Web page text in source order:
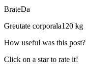
BrateDa
Greutate corporala120 kg
How useful was this post?
Click on a star to rate it!